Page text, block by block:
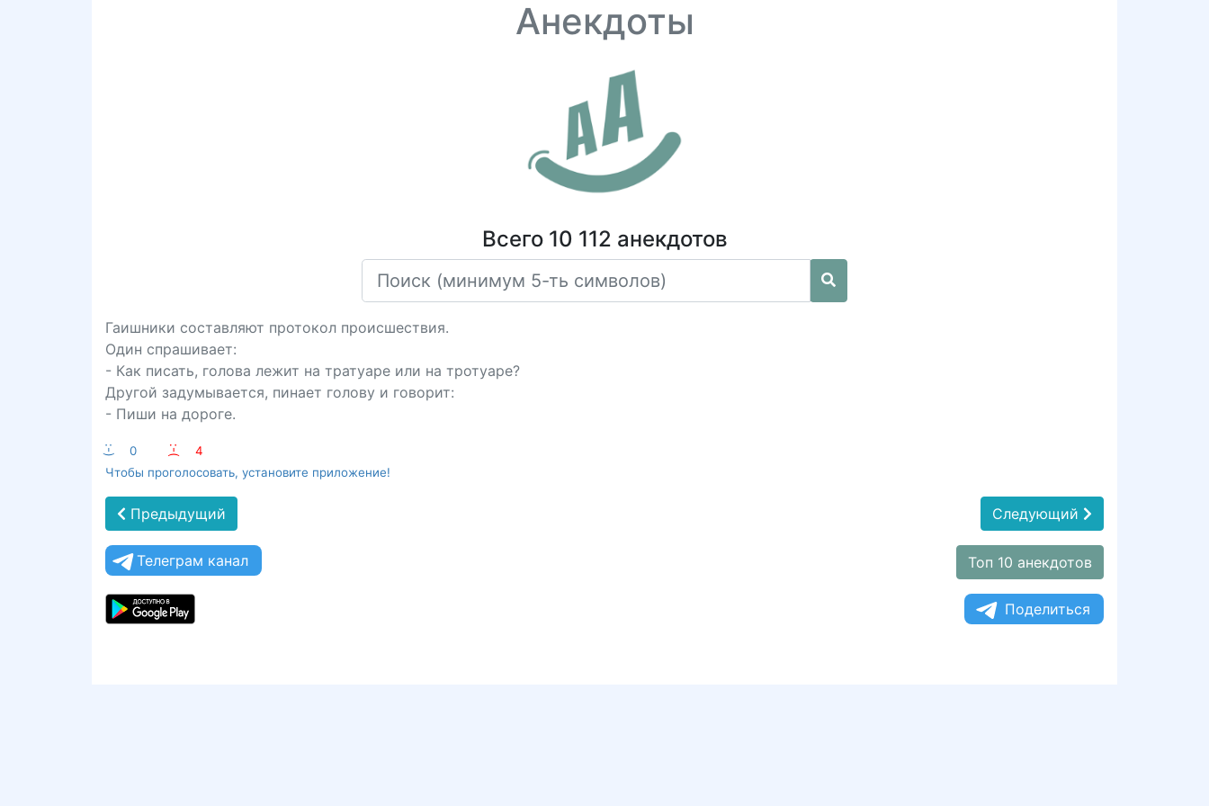
Анекдоты
Всего 10 112 анекдотов
Гаишники составляют протокол происшествия.
Один спрашивает:
- Как писать, голова лежит на тратуаре или на тротуаре?
Другой задумывается, пинает голову и говорит:
- Пиши на дороге.
:-) 0 :-(
4
Чтобы проголосовать, установите приложение!
Предыдущий Следующий
Телеграм канал Топ 10 анекдотов
Поделиться